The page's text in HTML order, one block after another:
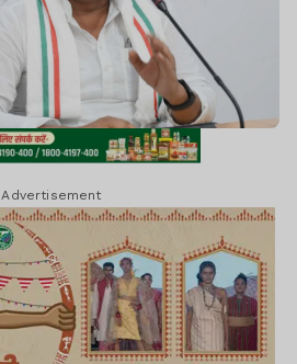
Advertisement